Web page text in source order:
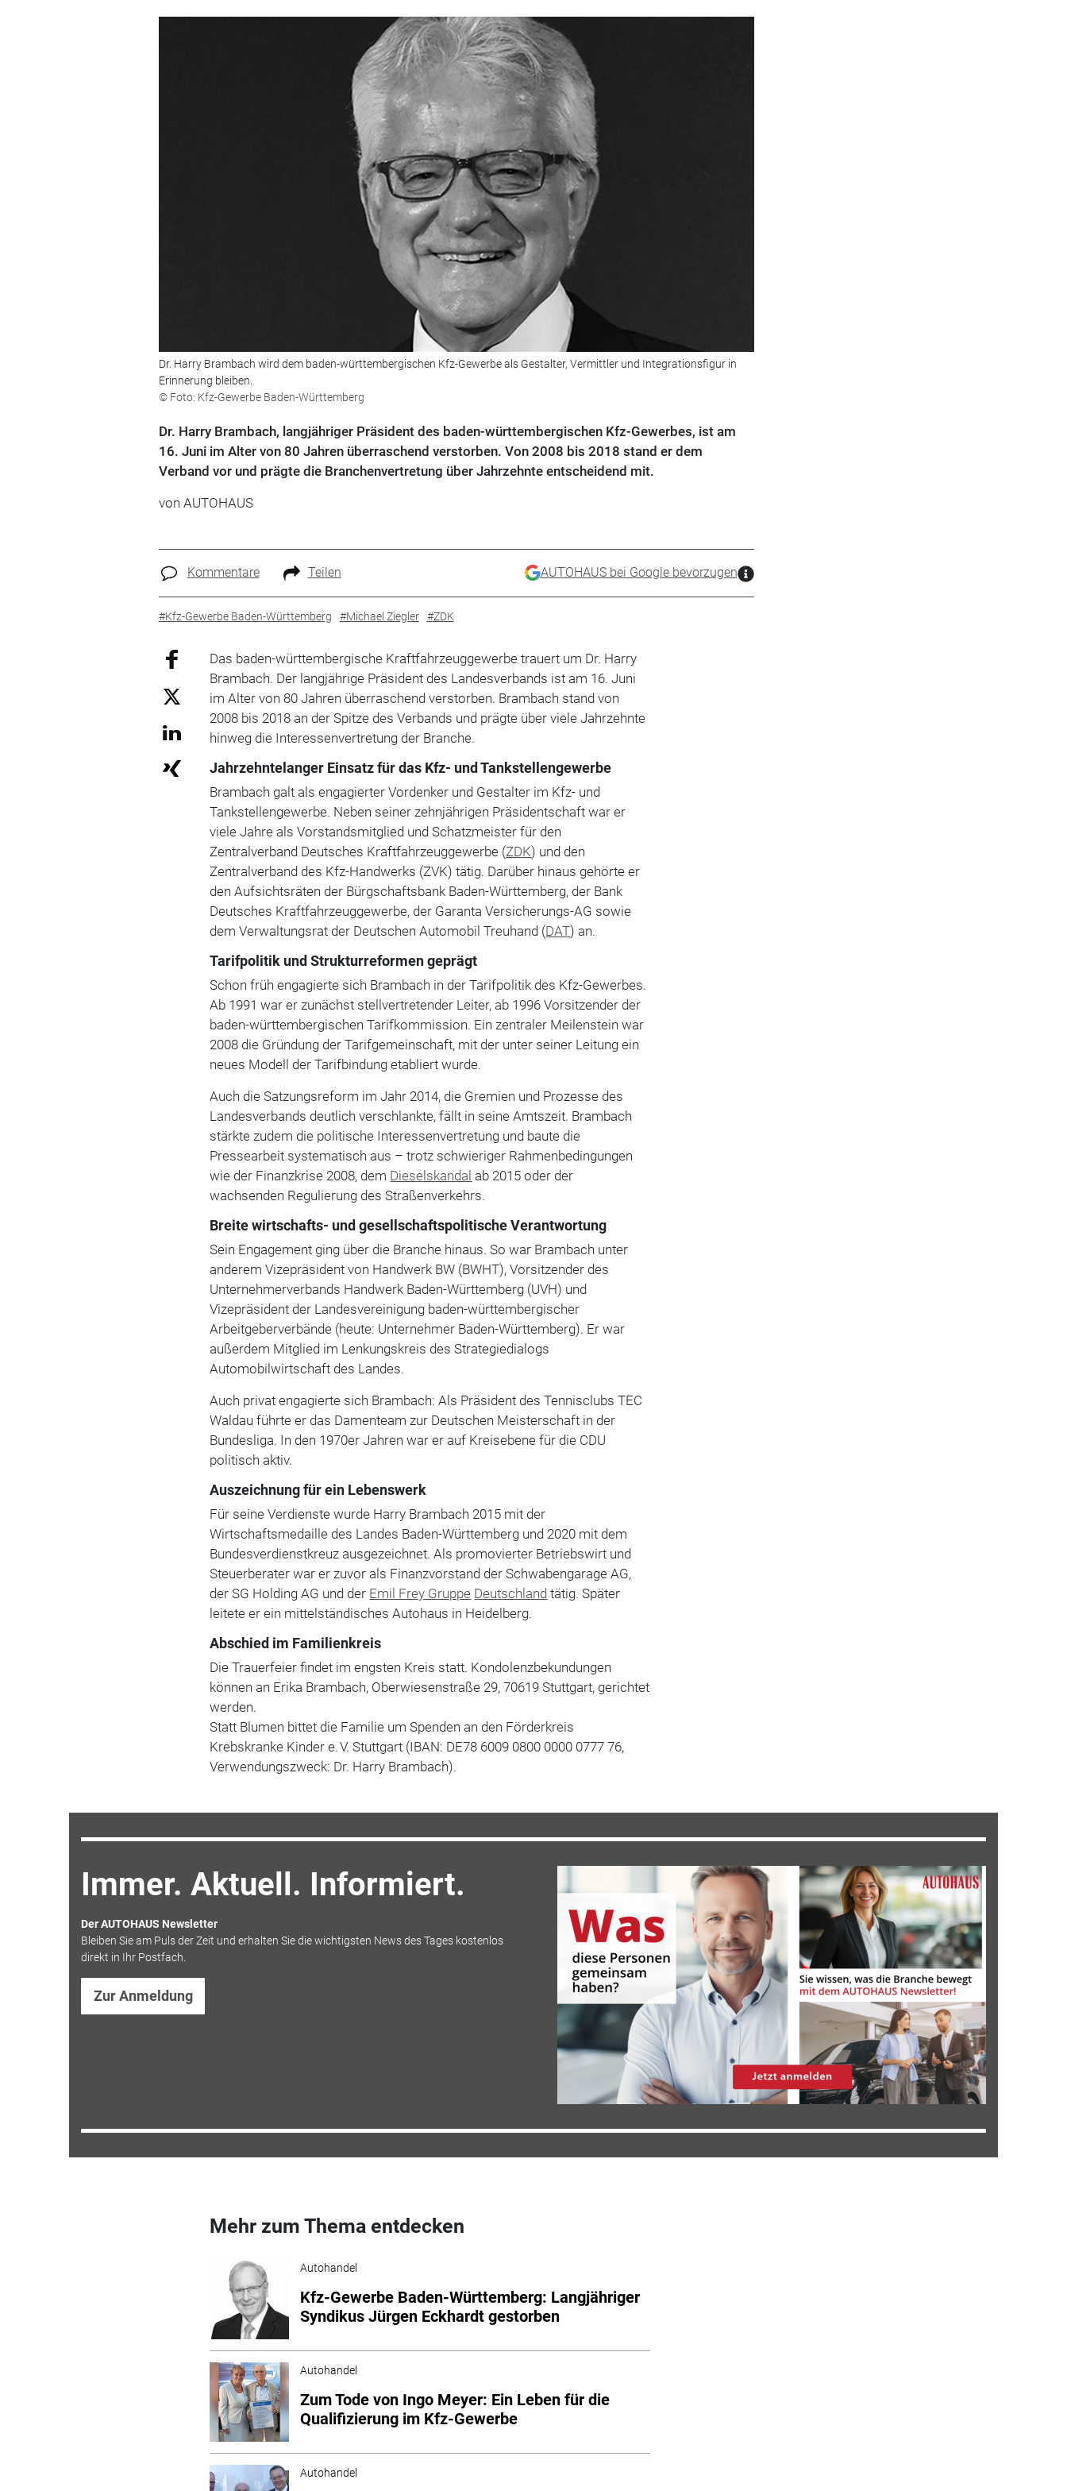
Dr. Harry Brambach wird dem baden-württembergischen Kfz-Gewerbe als Gestalter, Vermittler und Integrationsfigur in
Erinnerung bleiben.
© Foto: Kfz-Gewerbe Baden-Württemberg
Dr. Harry Brambach, langjähriger Präsident des baden-württembergischen Kfz-Gewerbes, ist am
16. Juni im Alter von 80 Jahren überraschend verstorben. Von 2008 bis 2018 stand er dem
Verband vor und prägte die Branchenvertretung über Jahrzehnte entscheidend mit.
von AUTOHAUS
Kommentare Teilen AUTOHAUS bei Google bevorzugen
#Kfz-Gewerbe Baden-Württemberg #Michael Ziegler #ZDK
Das baden-württembergische Kraftfahrzeuggewerbe trauert um Dr. Harry
Brambach. Der langjährige Präsident des Landesverbands ist am 16. Juni
im Alter von 80 Jahren überraschend verstorben. Brambach stand von
2008 bis 2018 an der Spitze des Verbands und prägte über viele Jahrzehnte
hinweg die Interessenvertretung der Branche.
Jahrzehntelanger Einsatz für das Kfz- und Tankstellengewerbe
Brambach galt als engagierter Vordenker und Gestalter im Kfz- und
Tankstellengewerbe. Neben seiner zehnjährigen Präsidentschaft war er
viele Jahre als Vorstandsmitglied und Schatzmeister für den
Zentralverband Deutsches Kraftfahrzeuggewerbe (ZDK) und den
Zentralverband des Kfz-Handwerks (ZVK) tätig. Darüber hinaus gehörte er
den Aufsichtsräten der Bürgschaftsbank Baden-Württemberg, der Bank
Deutsches Kraftfahrzeuggewerbe, der Garanta Versicherungs-AG sowie
dem Verwaltungsrat der Deutschen Automobil Treuhand (DAT) an.
Tarifpolitik und Strukturreformen geprägt
Schon früh engagierte sich Brambach in der Tarifpolitik des Kfz-Gewerbes.
Ab 1991 war er zunächst stellvertretender Leiter, ab 1996 Vorsitzender der
baden-württembergischen Tarifkommission. Ein zentraler Meilenstein war
2008 die Gründung der Tarifgemeinschaft, mit der unter seiner Leitung ein
neues Modell der Tarifbindung etabliert wurde.
Auch die Satzungsreform im Jahr 2014, die Gremien und Prozesse des
Landesverbands deutlich verschlankte, fällt in seine Amtszeit. Brambach
stärkte zudem die politische Interessenvertretung und baute die
Pressearbeit systematisch aus – trotz schwieriger Rahmenbedingungen
wie der Finanzkrise 2008, dem Dieselskandal ab 2015 oder der
wachsenden Regulierung des Straßenverkehrs.
Breite wirtschafts- und gesellschaftspolitische Verantwortung
Sein Engagement ging über die Branche hinaus. So war Brambach unter
anderem Vizepräsident von Handwerk BW (BWHT), Vorsitzender des
Unternehmerverbands Handwerk Baden-Württemberg (UVH) und
Vizepräsident der Landesvereinigung baden-württembergischer
Arbeitgeberverbände (heute: Unternehmer Baden-Württemberg). Er war
außerdem Mitglied im Lenkungskreis des Strategiedialogs
Automobilwirtschaft des Landes.
Auch privat engagierte sich Brambach: Als Präsident des Tennisclubs TEC
Waldau führte er das Damenteam zur Deutschen Meisterschaft in der
Bundesliga. In den 1970er Jahren war er auf Kreisebene für die CDU
politisch aktiv.
Auszeichnung für ein Lebenswerk
Für seine Verdienste wurde Harry Brambach 2015 mit der
Wirtschaftsmedaille des Landes Baden-Württemberg und 2020 mit dem
Bundesverdienstkreuz ausgezeichnet. Als promovierter Betriebswirt und
Steuerberater war er zuvor als Finanzvorstand der Schwabengarage AG,
der SG Holding AG und der Emil Frey Gruppe Deutschland tätig. Später
leitete er ein mittelständisches Autohaus in Heidelberg.
Abschied im Familienkreis
Die Trauerfeier findet im engsten Kreis statt. Kondolenzbekundungen
können an Erika Brambach, Oberwiesenstraße 29, 70619 Stuttgart, gerichtet
werden.
Statt Blumen bittet die Familie um Spenden an den Förderkreis
Krebskranke Kinder e. V. Stuttgart (IBAN: DE78 6009 0800 0000 0777 76,
Verwendungszweck: Dr. Harry Brambach).
Immer. Aktuell. Informiert.
Der AUTOHAUS Newsletter
Bleiben Sie am Puls der Zeit und erhalten Sie die wichtigsten News des Tages kostenlos
direkt in Ihr Postfach.
Zur Anmeldung
Mehr zum Thema entdecken
Autohandel
Kfz-Gewerbe Baden-Württemberg: Langjähriger
Syndikus Jürgen Eckhardt gestorben
Autohandel
Zum Tode von Ingo Meyer: Ein Leben für die
Qualifizierung im Kfz-Gewerbe
Autohandel